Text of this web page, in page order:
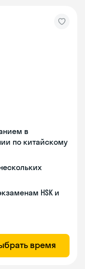
в
по китайскому
HSK и
время